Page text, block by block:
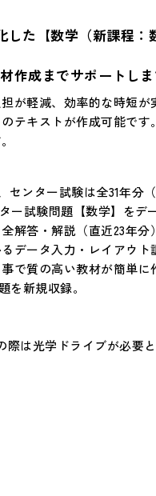
た【数学（新課程：
作成までサポートしま
が軽減、効率的な時短が
テキストが作成可能です。
ンター試験は全31年分
試験問題【数学】をデ
解答・解説（直近23年分
データ入力・レイアウト
で質の高い教材が簡単に
新規収録。
は光学ドライブが必要と